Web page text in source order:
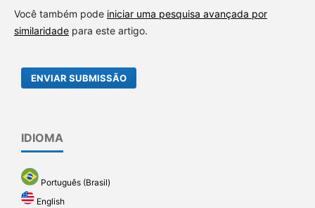
Você também pode iniciar uma pesquisa avançada por
similaridadepara este artigo.
ENVIAR SUBMISSÃO
IDIOMA
Português (Brasil)
English